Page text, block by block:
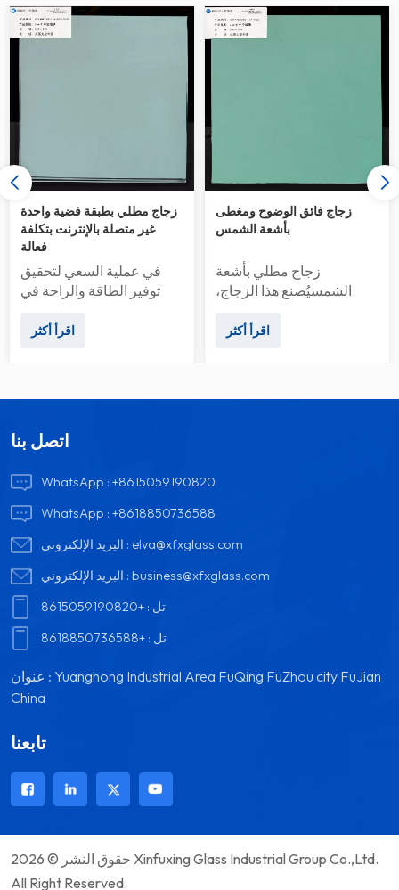
زجاج مطلي بطبقة فضية واحدة
غير متصلة بالإنترنت بتكلفة
فعالة
في عملية السعي لتحقيق
توفير الطاقة والراحة في
اقرأ أكثر
زجاج فائق الوضوح ومغطى
بأشعة الشمس
زجاج مطلي بأشعة
الشمسيُصنع هذا الزجاج،
المطلي المُتحكم في ضوء
اقرأ أكثر
اتصل بنا
WhatsApp :+8615059190820
WhatsApp :+8618850736588
البريد الإلكتروني : elva@xfxglass.com
البريد الإلكتروني :business@xfxglass.com
تل : +8615059190820
تل : +8618850736588
عنوان : Yuanghong Industrial Area FuQing FuZhou city FuJian
China
تابعنا
حقوق النشر © 2026 Xinfuxing Glass Industrial Group Co.,Ltd.
All Right Reserved.